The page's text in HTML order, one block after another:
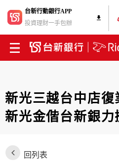
台新行動銀行APP
投資理財一手包辦
新光三越台中店復
新光金偕台新銀力
回列表